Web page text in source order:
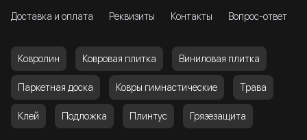
Доставка и оплата Реквизиты Контакты Вопрос-ответ
Ковролин Ковровая плитка Виниловая плитка
Паркетная доска Ковры гимнастические Трава
Клей Подложка Плинтус Грязезащита